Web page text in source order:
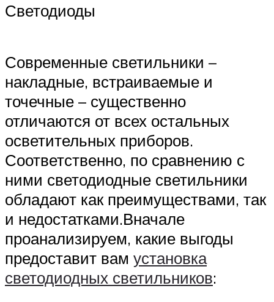
Светодиоды
Современные светильники –
накладные, встраиваемые и
точечные – существенно
отличаются от всех остальных
осветительных приборов.
Соответственно, по сравнению с
ними светодиодные светильники
обладают как преимуществами, так
и недостатками.Вначале
проанализируем, какие выгоды
предоставит вам установка
светодиодных светильников: